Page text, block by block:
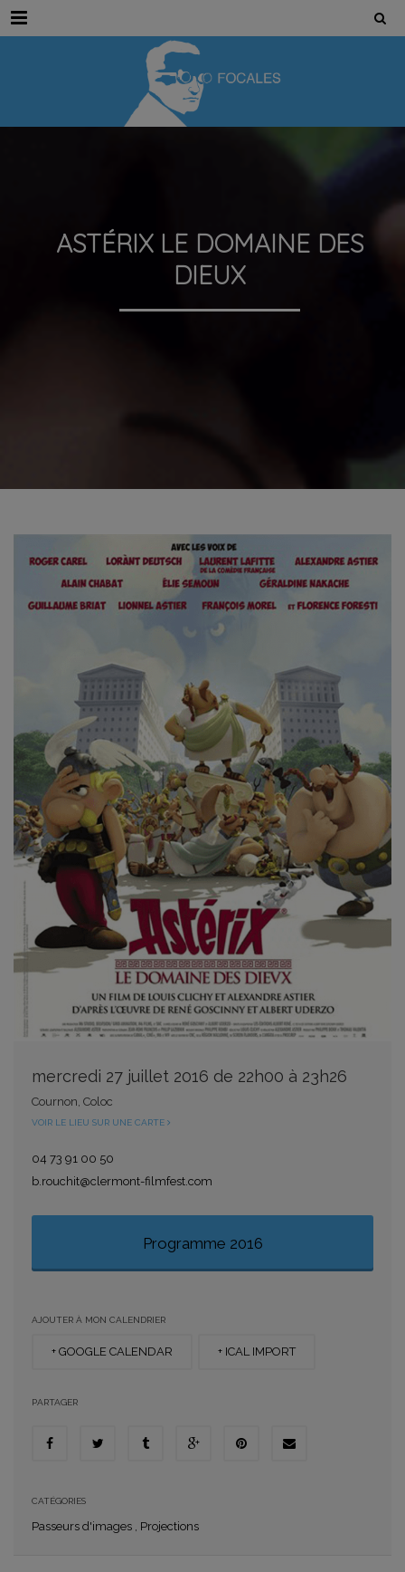
Menu
ASTÉRIX LE DOMAINE DES
DIEUX
mercredi 27 juillet 2016 de 22h00 à 23h26
Cournon, Coloc
VOIR LE LIEU SUR UNE CARTE
04 73 91 00 50
b.rouchit@clermont-filmfest.com
Programme 2016
AJOUTER À MON CALENDRIER
+ GOOGLE CALENDAR + ICAL IMPORT
PARTAGER
CATÉGORIES
Passeurs d'images , Projections